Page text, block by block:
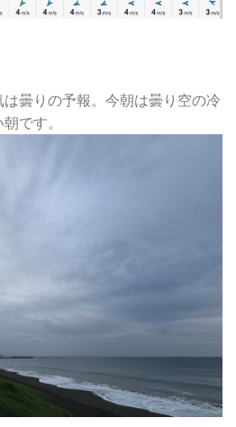
曇りの予報。今朝は曇り空の冷
です。